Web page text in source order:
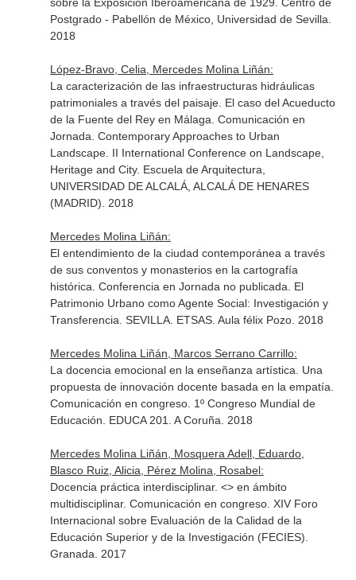
Postgrado - Pabellón de México, Universidad de Sevilla.
2018
López-Bravo, Celia, Mercedes Molina Liñán:
La caracterización de las infraestructuras hidráulicas
patrimoniales a través del paisaje. El caso del Acueducto
de la Fuente del Rey en Málaga. Comunicación en
Jornada. Contemporary Approaches to Urban
Landscape. II International Conference on Landscape,
Heritage and City. Escuela de Arquitectura,
UNIVERSIDAD DE ALCALÁ, ALCALÁ DE HENARES
(MADRID). 2018
Mercedes Molina Liñán:
El entendimiento de la ciudad contemporánea a través
de sus conventos y monasterios en la cartografía
histórica. Conferencia en Jornada no publicada. El
Patrimonio Urbano como Agente Social: Investigación y
Transferencia. SEVILLA. ETSAS. Aula félix Pozo. 2018
Mercedes Molina Liñán, Marcos Serrano Carrillo:
La docencia emocional en la enseñanza artística. Una
propuesta de innovación docente basada en la empatía.
Comunicación en congreso. 1º Congreso Mundial de
Educación. EDUCA 201. A Coruña. 2018
Mercedes Molina Liñán, Mosquera Adell, Eduardo,
Blasco Ruiz, Alicia, Pérez Molina, Rosabel:
Docencia práctica interdisciplinar. <> en ámbito
multidisciplinar. Comunicación en congreso. XIV Foro
Internacional sobre Evaluación de la Calidad de la
Educación Superior y de la Investigación (FECIES).
Granada. 2017